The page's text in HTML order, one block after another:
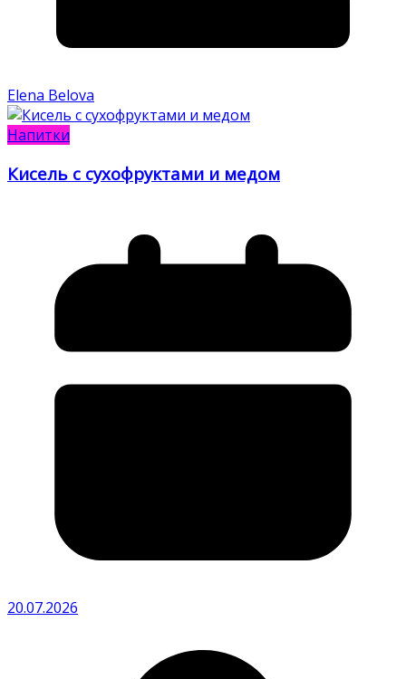
Elena Belova
Напитки
Кисель с сухофруктами и медом
20.07.2026